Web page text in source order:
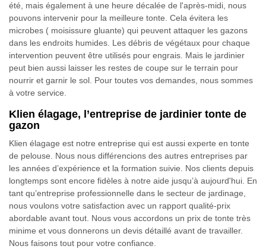
été, mais également à une heure décalée de l'après-midi, nous
pouvons intervenir pour la meilleure tonte. Cela évitera les
microbes ( moisissure gluante) qui peuvent attaquer les gazons
dans les endroits humides. Les débris de végétaux pour chaque
intervention peuvent être utilisés pour engrais. Mais le jardinier
peut bien aussi laisser les restes de coupe sur le terrain pour
nourrir et garnir le sol. Pour toutes vos demandes, nous sommes
à votre service.
Klien élagage, l’entreprise de jardinier tonte de
gazon
Klien élagage est notre entreprise qui est aussi experte en tonte
de pelouse. Nous nous différencions des autres entreprises par
les années d’expérience et la formation suivie. Nos clients depuis
longtemps sont encore fidèles à notre aide jusqu’à aujourd'hui. En
tant qu’entreprise professionnelle dans le secteur de jardinage,
nous voulons votre satisfaction avec un rapport qualité-prix
abordable avant tout. Nous vous accordons un prix de tonte très
minime et vous donnerons un devis détaillé avant de travailler.
Nous faisons tout pour votre confiance.